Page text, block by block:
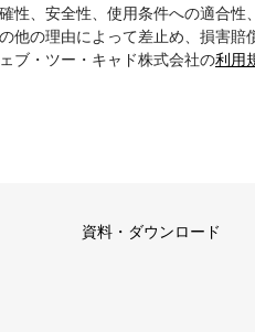
性、安全性、使用条件への適合
他の理由によって差止め、損害
ブ・ツー・キャド株式会社の利用
資料・ダウンロード